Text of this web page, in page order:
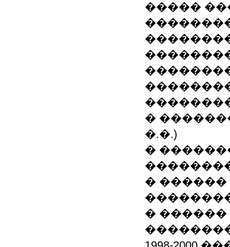
�����
�
�.�.)
�
� ������
� ������